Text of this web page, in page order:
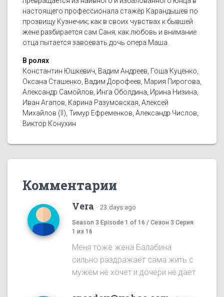
настоящего профессионала стажёр Карандышев по
прозвищу Кузнечик; как в своих чувствах к бывшей
жене разбирается сам Саня; как любовь и внимание
отца пытается завоевать дочь опера Маша.
В ролях
Константин Юшкевич, Вадим Андреев, Гоша Куценко,
Оксана Сташенко, Вадим Дорофеев, Мария Пирогова,
Александр Самойлов, Инга Оболдина, Ирина Низина,
Иван Агапов, Карина Разумовская, Алексей
Михайлов (II), Тимур Ефременков, Александр Числов,
Виктор Конухин
Комментарии
Vera · 23 days ago
Season 3 Episode 1 of 16 / Сезон 3 Серия
1 из 16
Меня тоже жена Балабина
сильно раздражает сама жить с
мужем не хочет и дочери не дает